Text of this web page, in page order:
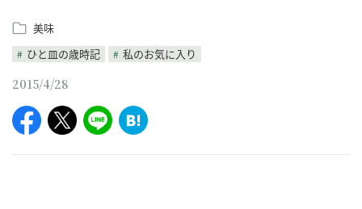
美味
ひと皿の歳時記
私のお気に入り
2015/4/28